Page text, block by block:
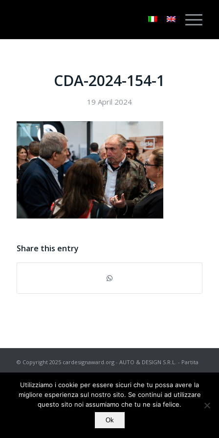
CDA-2024-154-1
19 April 2024
Share this entry
© Copyright 2025 cardesignaward.org - AUTO & DESIGN S.R.L. - Partita
I.V.A. IT02433250012 - REA n. 557672 C.C.I.A.A. di Torino - Capitale
Sociale € 50.000 i.v. - Powered byTosoLab
Utilizziamo i cookie per essere sicuri che tu possa avere la
migliore esperienza sul nostro sito. Se continui ad utilizzare
questo sito noi assumiamo che tu ne sia felice.
Ok